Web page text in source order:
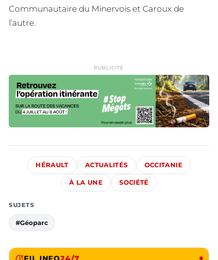
Communautaire du Minervois et Caroux de
l’autre.
PUBLICITÉ
HÉRAULT ACTUALITÉS OCCITANIE
À LA UNE SOCIÉTÉ
SUJETS
#Géoparc